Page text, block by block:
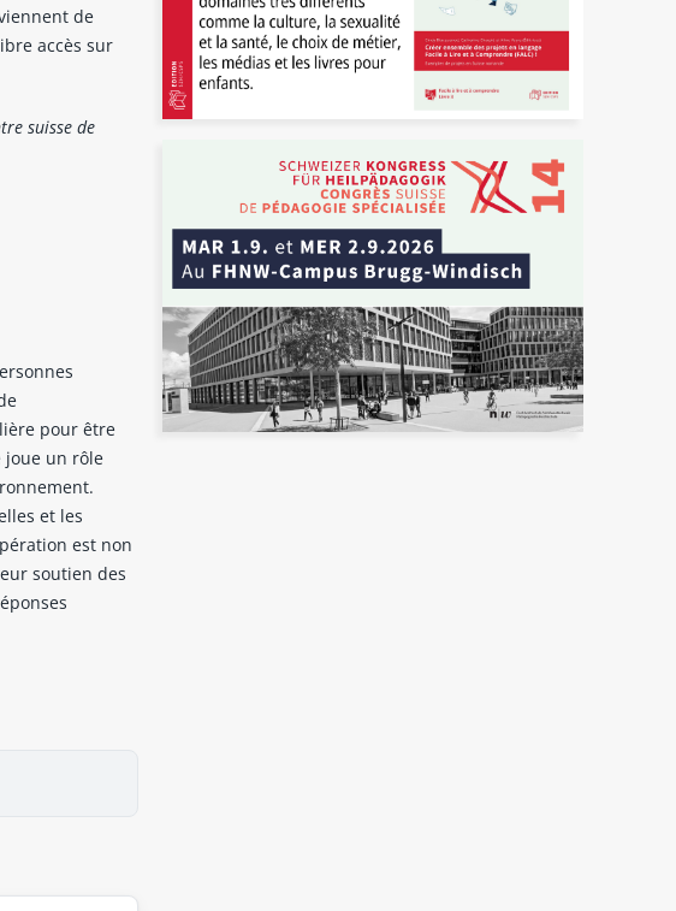
de
accès sur
suisse de
pour être
joue un rôle
et les
est non
soutien des